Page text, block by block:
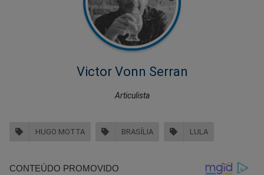
Victor Vonn Serran
Articulista
HUGO MOTTA BRASÍLIA LULA